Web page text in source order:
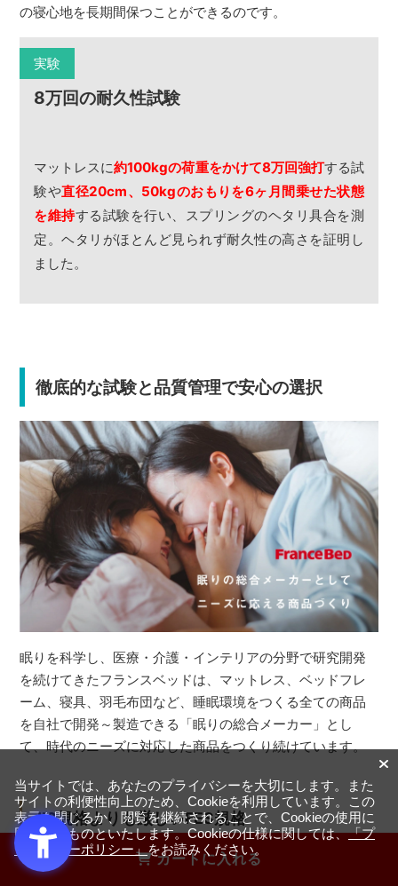
カートに入れる
の寝心地を長期間保つことができるのです。
実験
8万回の耐久性試験
マットレスに約100kgの荷重をかけて8万回強打する試
験や直径20cm、50kgのおもりを6ヶ月間乗せた状態
を維持する試験を行い、スプリングのヘタリ具合を測
定。ヘタリがほとんど見られず耐久性の高さを証明し
ました。
徹底的な試験と品質管理で安心の選択
眠りを科学し、医療・介護・インテリアの分野で研究開発
を続けてきたフランスベッドは、マットレス、ベッドフレ
ーム、寝具、羽毛布団など、睡眠環境をつくる全ての商品
を自社で開発～製造できる「眠りの総合メーカー」とし
て、時代のニーズに対応した商品をつくり続けています。
JIS規格よりも厳しいFES規格
当サイトでは、あなたのプライバシーを大切にします。また
サイトの利便性向上のため、Cookieを利用しています。この
表示を閉じるか、閲覧を継続されることで、Cookieの使用に
同意するものといたします。Cookieの仕様に関しては、「プ
ライバシーポリシー」をお読みください。